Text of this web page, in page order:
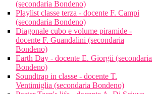
(secondaria Bondeno)
Playlist classe terza - docente F. Campi
(secondaria Bondeno)
Diagonale cubo e volume piramide -
docente F. Guandalini (secondaria
Bondeno)
Earth Day - docente E. Giorgii (secondaria
Bondeno)
Soundtrap in classe - docente T.
Ventimiglia (secondaria Bondeno)